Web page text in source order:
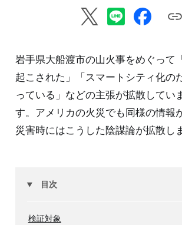
岩手県大船渡市の山火事をめぐって
起こされた」「スマートシティ化の
っている」などの主張が拡散してい
す。アメリカの火災でも同様の情報
災害時にはこうした陰謀論が拡散し
目次
検証対象